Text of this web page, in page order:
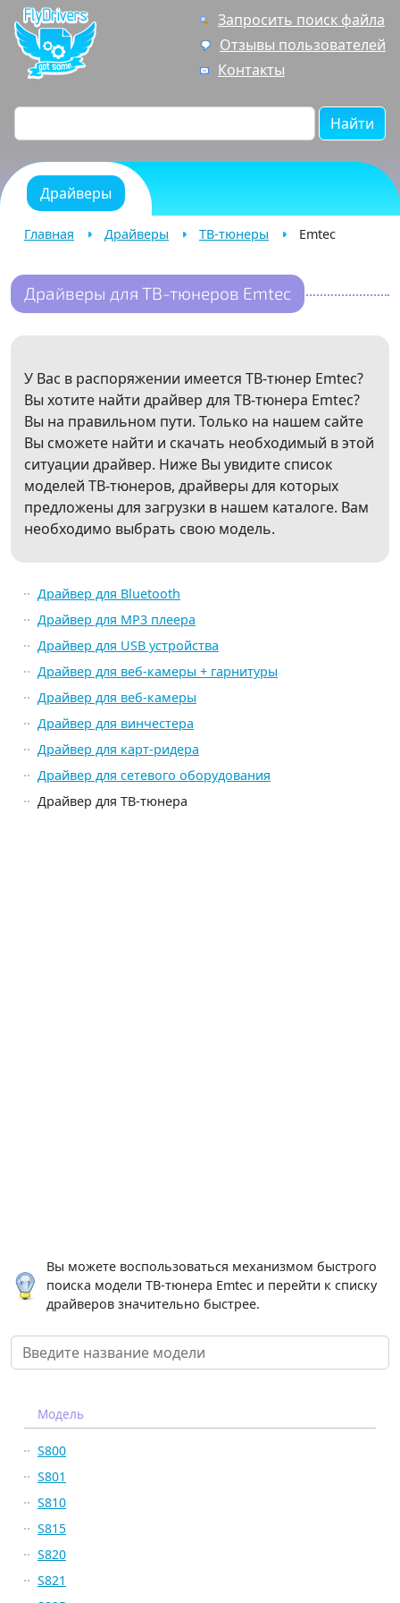
Запросить поиск файла
Отзывы пользователей
Контакты
Найти
Драйверы
Главная Драйверы ТВ-тюнеры Emtec
Драйверы для ТВ-тюнеров Emtec
У Вас в распоряжении имеется ТВ-тюнер Emtec?
Вы хотите найти драйвер для ТВ-тюнера Emtec?
Вы на правильном пути. Только на нашем сайте
Вы сможете найти и скачать необходимый в этой
ситуации драйвер. Ниже Вы увидите список
моделей ТВ-тюнеров, драйверы для которых
предложены для загрузки в нашем каталоге. Вам
необходимо выбрать свою модель.
Драйвер для Bluetooth
Драйвер для MP3 плеера
Драйвер для USB устройства
Драйвер для веб-камеры + гарнитуры
Драйвер для веб-камеры
Драйвер для винчестера
Драйвер для карт-ридера
Драйвер для сетевого оборудования
Драйвер для ТВ-тюнера
Вы можете воспользоваться механизмом быстрого
поиска модели ТВ-тюнера Emtec и перейти к списку
драйверов значительно быстрее.
Модель
S800
S801
S810
S815
S820
S821